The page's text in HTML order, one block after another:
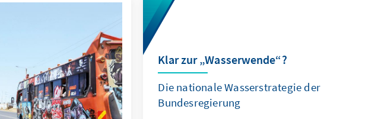
Klimafinanzierung ist nicht nur von der Höhe der
Gelder abhängig, sondern auch von guter
Institutionen.
Klar zur „Wasserwende“?
Die nationale Wasserstrategie der
Bundesregierung